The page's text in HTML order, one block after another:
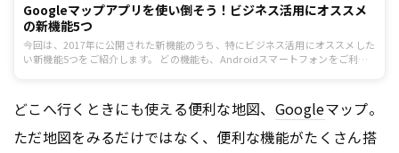
Googleマップアプリを使い倒そう！ビジネス活用にオススメ
の新機能5つ
今回は、2017年に公開された新機能のうち、特にビジネス活用にオススメした
い新機能5つをご紹介します。 どの機能も、Androidスマートフォンをご利用
どこへ行くときにも使える便利な地図、 Googleマップ。
ただ地図をみるだけではなく、便利な機能がたくさん搭